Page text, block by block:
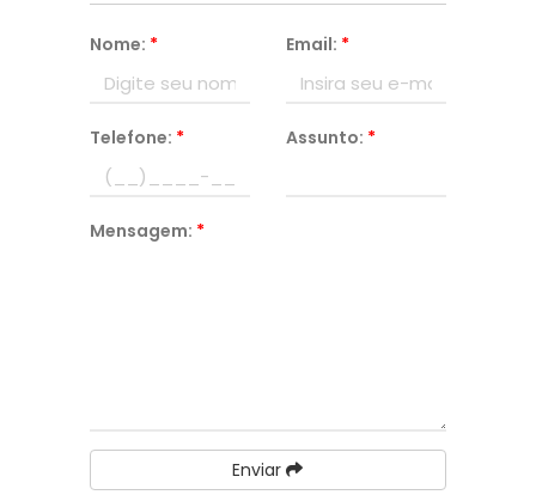
Nome: * Email: *
Telefone: * Assunto: *
Mensagem: *
Enviar